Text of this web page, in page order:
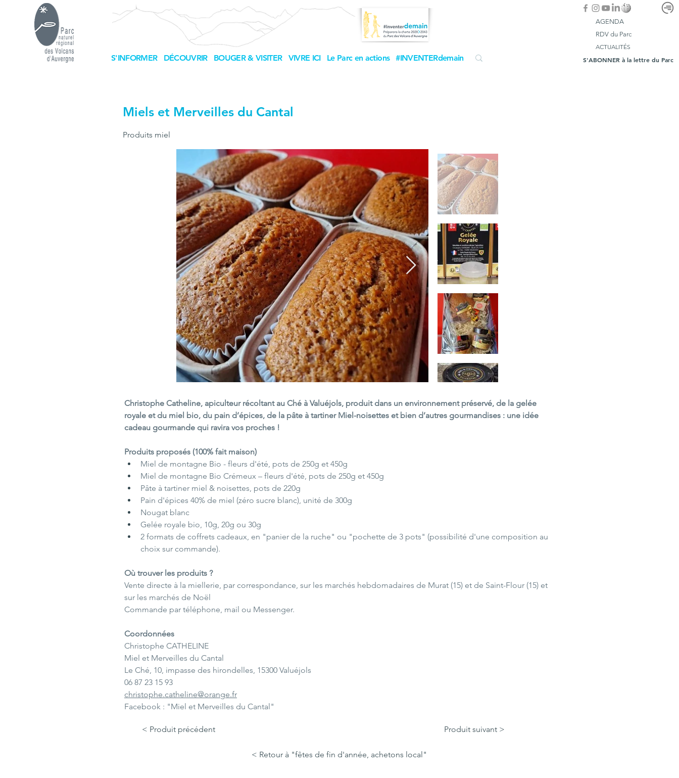
S'INFORMER DÉCOUVRIR BOUGER & VISITER VIVRE ICI Le Parc en actions #INVENTERdemain
AGENDA
RDV du Parc
ACTUALITÉS
S'ABONNER à la lettre du Parc
Miels et Merveilles du Cantal
Produits miel
Christophe Catheline, apiculteur récoltant au Ché à Valuéjols, produit dans un environnement préservé, de la gelée
royale et du miel bio, du pain d’épices, de la pâte à tartiner Miel-noisettes et bien d’autres gourmandises : une idée
cadeau gourmande qui ravira vos proches !
Produits proposés (100% fait maison)
Miel de montagne Bio - fleurs d'été, pots de 250g et 450g
Miel de montagne Bio Crémeux – fleurs d'été, pots de 250g et 450g
Pâte à tartiner miel & noisettes, pots de 220g
Pain d'épices 40% de miel (zéro sucre blanc), unité de 300g
Nougat blanc
Gelée royale bio, 10g, 20g ou 30g
2 formats de coffrets cadeaux, en "panier de la ruche" ou "pochette de 3 pots" (possibilité d'une composition au
choix sur commande).
Où trouver les produits ?
Vente directe à la miellerie, par correspondance, sur les marchés hebdomadaires de Murat (15) et de Saint-Flour (15) et
sur les marchés de Noël
Commande par téléphone, mail ou Messenger.
Coordonnées
Christophe CATHELINE
Miel et Merveilles du Cantal
Le Ché, 10, impasse des hirondelles, 15300 Valuéjols
06 87 23 15 93
christophe.catheline@orange.fr
Facebook : "Miel et Merveilles du Cantal"
< Produit précédent Produit suivant >
< Retour à "fêtes de fin d'année, achetons local"